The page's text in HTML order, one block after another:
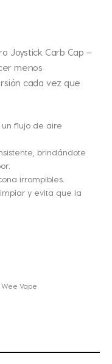
Joystick Carb Cap –
menos
cada vez que
un flujo de aire
brindándote
irrompibles.
y evita que la
Wee Vape